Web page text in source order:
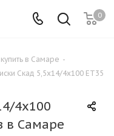
0
в Самаре -
Скад 5,5x14/4x100 ET35
4x100
в Самаре